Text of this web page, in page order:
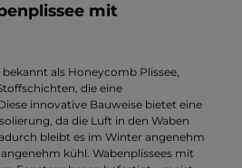
Wabenplisseestoff die ideale
Ästhetik, Funktionalität und
Pflege schätzen.
mit
als Honeycomb Plissee,
die eine
innovative Bauweise bietet eine
da die Luft in den Waben
bleibt es im Winter angenehm
kühl. Wabenplissees mit